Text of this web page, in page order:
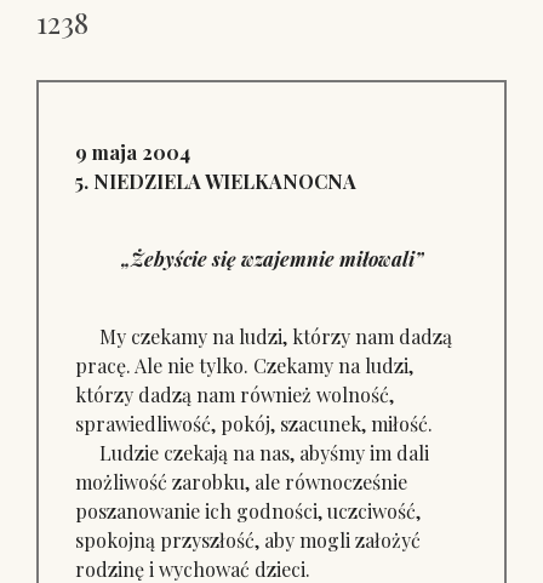
1238
9 maja 2004
5. NIEDZIELA WIELKANOCNA
„Żebyście się wzajemnie miłowali”
My czekamy na ludzi, którzy nam dadzą
pracę. Ale nie tylko. Czekamy na ludzi,
którzy dadzą nam również wolność,
sprawiedliwość, pokój, szacunek, miłość.
Ludzie czekają na nas, abyśmy im dali
możliwość zarobku, ale równocześnie
poszanowanie ich godności, uczciwość,
spokojną przyszłość, aby mogli założyć
rodzinę i wychować dzieci.